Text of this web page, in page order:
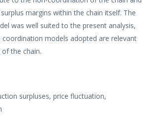
margins within the chain itself. The
was well suited to the present analysis,
models adopted are relevant
the chain.
surpluses, price fluctuation,